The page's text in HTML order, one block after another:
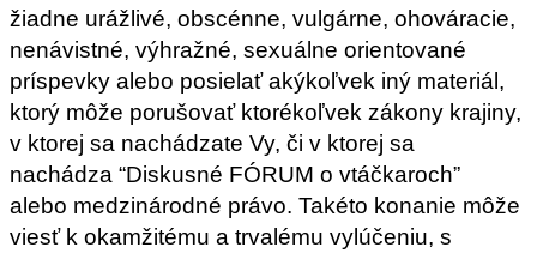
žiadne urážlivé, obscénne, vulgárne, ohováracie,
nenávistné, výhražné, sexuálne orientované
príspevky alebo posielať akýkoľvek iný materiál,
ktorý môže porušovať ktorékoľvek zákony krajiny,
v ktorej sa nachádzate Vy, či v ktorej sa
nachádza “Diskusné FÓRUM o vtáčkaroch”
alebo medzinárodné právo. Takéto konanie môže
viesť k okamžitému a trvalému vylúčeniu, s